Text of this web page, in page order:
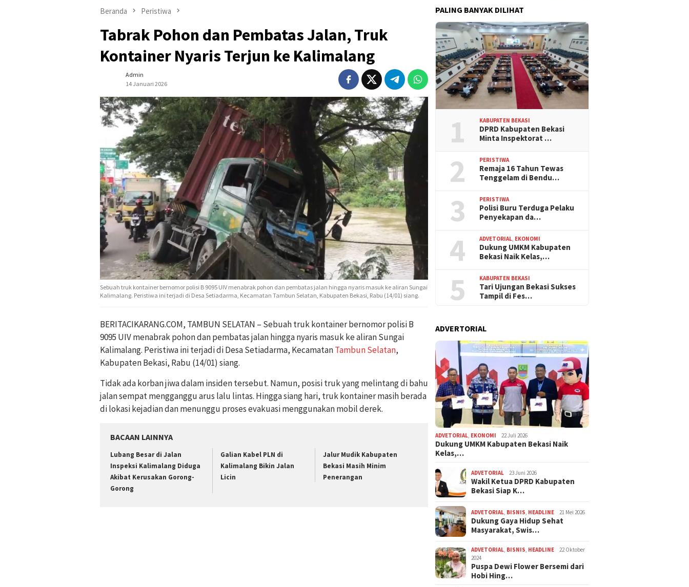
Beranda Peristiwa
Tabrak Pohon dan Pembatas Jalan, Truk
Kontainer Nyaris Terjun ke Kalimalang
Admin
14 Januari 2026
Sebuah truk kontainer bernomor polisi B 9095 UIV menabrak pohon dan pembatas jalan hingga nyaris masuk ke aliran Sungai
Kalimalang. Peristiwa ini terjadi di Desa Setiadarma, Kecamatan Tambun Selatan, Kabupaten Bekasi, Rabu (14/01) siang.
BERITACIKARANG.COM, TAMBUN SELATAN – Sebuah truk kontainer bernomor polisi B
9095 UIV menabrak pohon dan pembatas jalan hingga nyaris masuk ke aliran Sungai
Kalimalang. Peristiwa ini terjadi di Desa Setiadarma, KecamatanTambun Selatan,
Kabupaten Bekasi, Rabu (14/01) siang.
Tidak ada korban jiwa dalam insiden tersebut. Namun, posisi truk yang melintang di bahu
jalan sempat mengganggu arus lalu lintas. Hingga siang hari, truk kontainer masih berada
di lokasi kejadian dan menunggu proses evakuasi menggunakan mobil derek.
BACAAN LAINNYA
Lubang Besar di Jalan
Inspeksi Kalimalang Diduga
Akibat Kerusakan Gorong-
Gorong
Galian Kabel PLN di
Kalimalang Bikin Jalan
Licin
Jalur Mudik Kabupaten
Bekasi Masih Minim
Penerangan
PALING BANYAK DILIHAT
1 KABUPATEN BEKASI
DPRD Kabupaten Bekasi
Minta Inspektorat …
2 PERISTIWA
Remaja 16 Tahun Tewas
Tenggelam di Bendu…
3 PERISTIWA
Polisi Buru Terduga Pelaku
Penyekapan da…
4 ADVETORIAL EKONOMI
Dukung UMKM Kabupaten
Bekasi Naik Kelas,…
5 KABUPATEN BEKASI
Tari Ujungan Bekasi Sukses
Tampil di Fes…
ADVERTORIAL
ADVETORIAL EKONOMI 22 Juli 2026
Dukung UMKM Kabupaten Bekasi Naik
Kelas,…
ADVETORIAL 23 Juni 2026
Wakil Ketua DPRD Kabupaten
Bekasi Siap K…
ADVETORIAL BISNIS HEADLINE 21 Mei 2026
Dukung Gaya Hidup Sehat
Masyarakat, Swis…
ADVETORIAL BISNIS HEADLINE
22 Oktober
2024
Puspa Dewi Flower Bersemi dari
Hobi Hing…